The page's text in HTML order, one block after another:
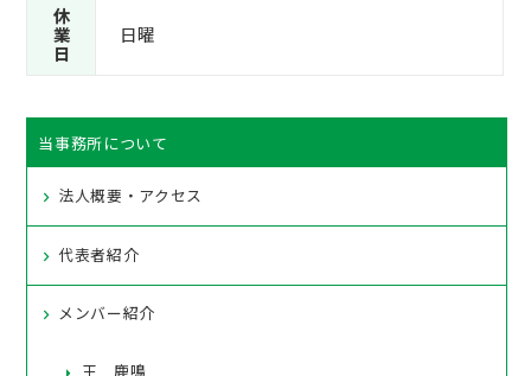
休
業
日
日曜
当事務所について
法人概要・アクセス
代表者紹介
メンバー紹介